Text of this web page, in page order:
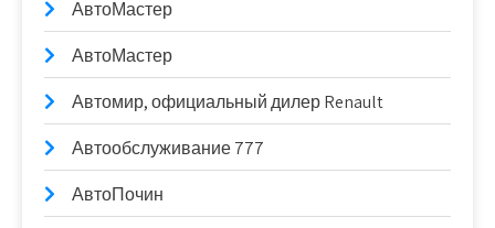
АвтоМастер
АвтоМастер
Автомир, официальный дилер Renault
Автообслуживание 777
АвтоПочин